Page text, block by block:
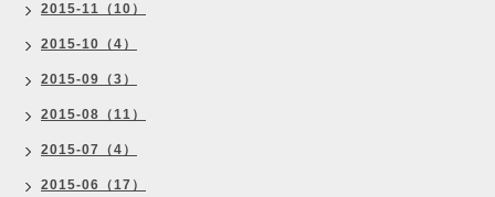
2015-11（10）
2015-10（4）
2015-09（3）
2015-08（11）
2015-07（4）
2015-06（17）